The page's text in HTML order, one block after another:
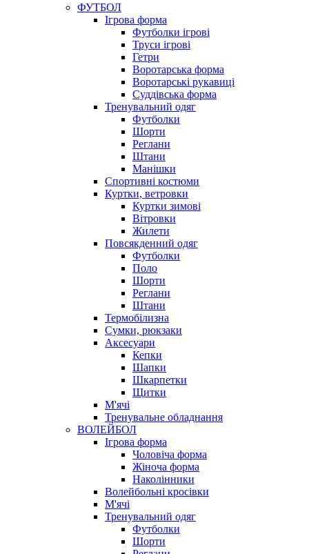
ФУТБОЛ
Ігрова форма
Футболки ігрові
Труси ігрові
Гетри
Воротарська форма
Воротарські рукавиці
Суддівська форма
Тренувальний одяг
Футболки
Шорти
Реглани
Штани
Манішки
Спортивні костюми
Куртки, ветровки
Куртки зимові
Вітровки
Жилети
Повсякденний одяг
Футболки
Поло
Шорти
Реглани
Штани
Термобілизна
Сумки, рюкзаки
Аксесуари
Кепки
Шапки
Шкарпетки
Щитки
М'ячі
Тренувальне обладнання
ВОЛЕЙБОЛ
Ігрова форма
Чоловіча форма
Жіноча форма
Наколінники
Волейбольні кросівки
М'ячі
Тренувальний одяг
Футболки
Шорти